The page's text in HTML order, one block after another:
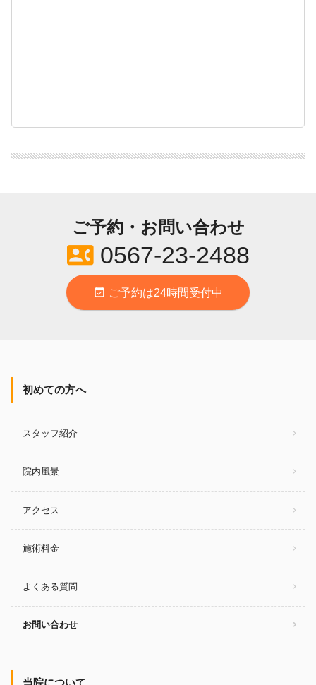
ご予約・お問い合わせ
contact_phone0567-23-2488
event_available ご予約は24時間受付中
初めての方へ
スタッフ紹介
院内風景
アクセス
施術料金
よくある質問
お問い合わせ
当院について